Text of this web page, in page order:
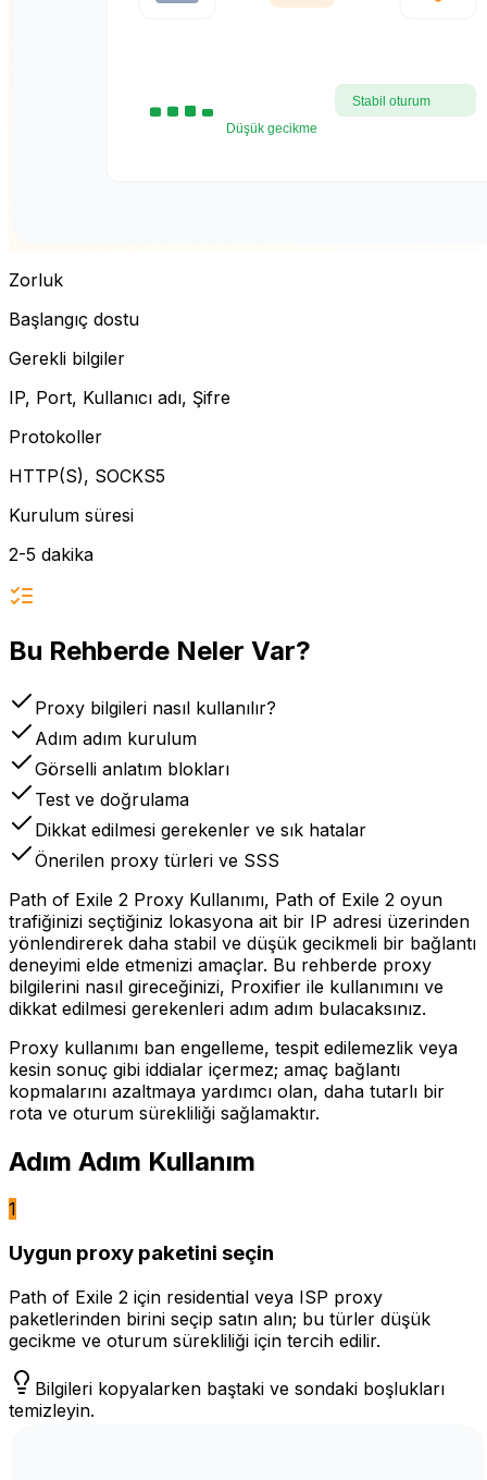
Zorluk
Başlangıç dostu
Gerekli bilgiler
IP, Port, Kullanıcı adı, Şifre
Protokoller
HTTP(S), SOCKS5
Kurulum süresi
2-5 dakika
Bu Rehberde Neler Var?
Proxy bilgileri nasıl kullanılır?
Adım adım kurulum
Görselli anlatım blokları
Test ve doğrulama
Dikkat edilmesi gerekenler ve sık hatalar
Önerilen proxy türleri ve SSS
Path of Exile 2 Proxy Kullanımı, Path of Exile 2 oyun
trafiğinizi seçtiğiniz lokasyona ait bir IP adresi üzerinden
yönlendirerek daha stabil ve düşük gecikmeli bir bağlantı
deneyimi elde etmenizi amaçlar. Bu rehberde proxy
bilgilerini nasıl gireceğinizi, Proxifier ile kullanımını ve
dikkat edilmesi gerekenleri adım adım bulacaksınız.
Proxy kullanımı ban engelleme, tespit edilemezlik veya
kesin sonuç gibi iddialar içermez; amaç bağlantı
kopmalarını azaltmaya yardımcı olan, daha tutarlı bir
rota ve oturum sürekliliği sağlamaktır.
Adım Adım Kullanım
1
Uygun proxy paketini seçin
Path of Exile 2 için residential veya ISP proxy
paketlerinden birini seçip satın alın; bu türler düşük
gecikme ve oturum sürekliliği için tercih edilir.
Bilgileri kopyalarken baştaki ve sondaki boşlukları
temizleyin.